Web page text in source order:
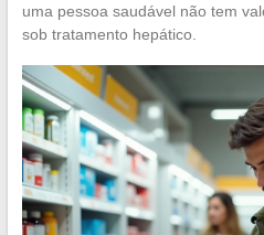
uma pessoa saudável não tem
sob tratamento hepático.